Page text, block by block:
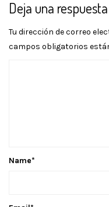
Deja una respuesta
Tu dirección de correo
campos obligatorios
Name*